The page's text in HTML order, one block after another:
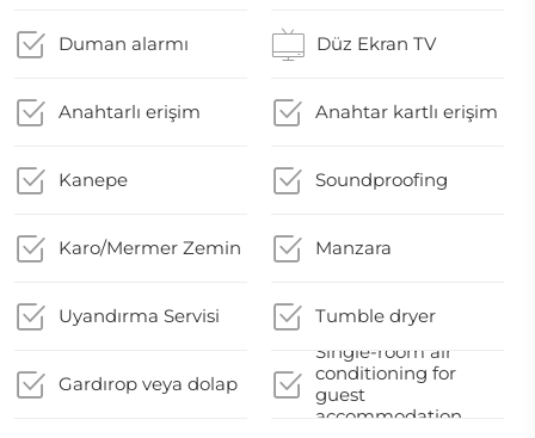
Duman alarmı Düz Ekran TV
Anahtarlı erişim Anahtar kartlı erişim
Kanepe Soundproofing
Karo/Mermer Zemin Manzara
Uyandırma Servisi Tumble dryer
Gardırop veya dolap
Single-room air
conditioning for
guest
accommodation